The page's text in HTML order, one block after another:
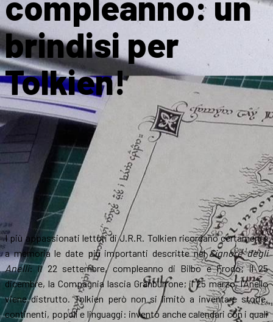
brindisi per
Tolkien!
I più appassionati lettori di J.R.R. Tolkien ricordano certamente
a memoria le date più importanti descritte nelSignore degli
Anelli: il 22 settembre, compleanno di Bilbo e Frodo; il 25
dicembre, la Compagnia lascia Granburrone; il 25 marzo, l’Anello
viene distrutto. Tolkien però non si limitò a inventare storie,
continenti, popoli e linguaggi: inventò anche calendari con i quali